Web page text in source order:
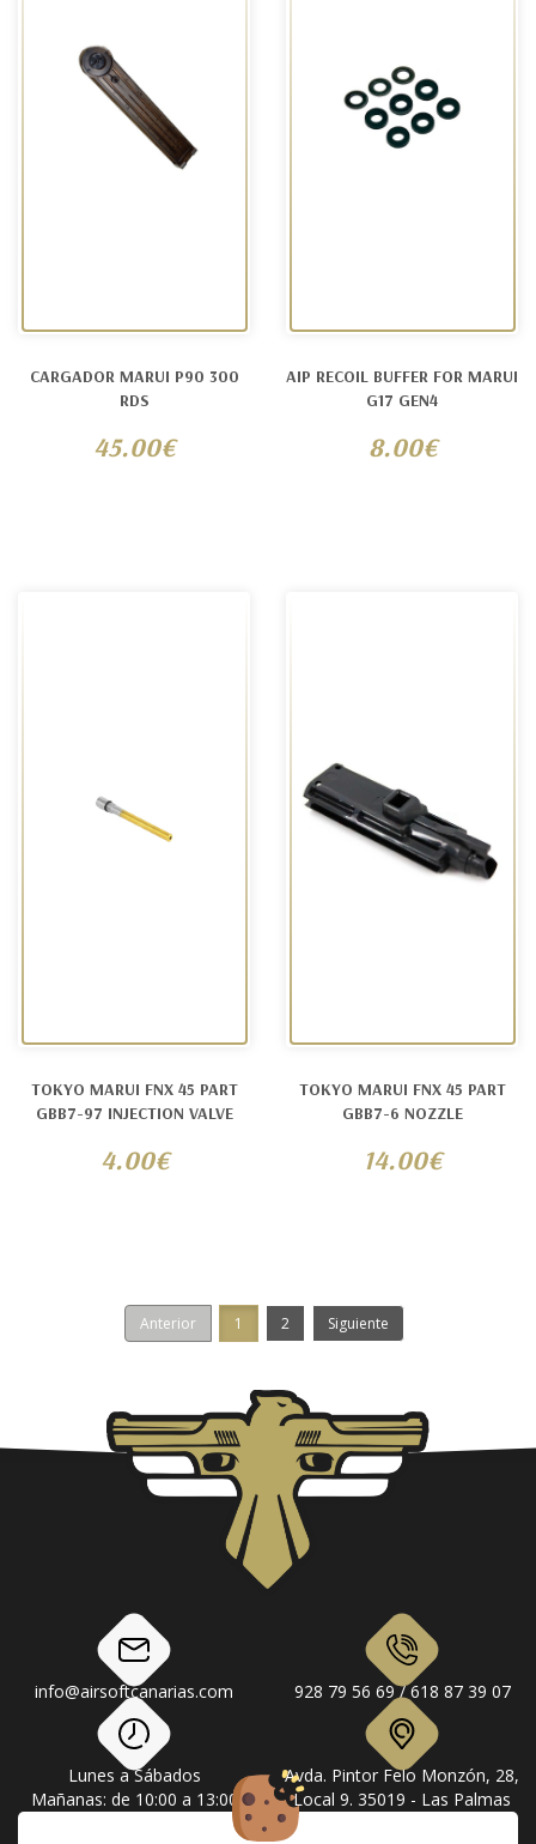
CARGADOR MARUI P90 300
RDS
45.00€
AIP RECOIL BUFFER FOR MARUI
G17 GEN4
8.00€
TOKYO MARUI FNX 45 PART
GBB7-97 INJECTION VALVE
4.00€
TOKYO MARUI FNX 45 PART
GBB7-6 NOZZLE
14.00€
Anterior 1 2 Siguiente
info@airsoftcanarias.com 928 79 56 69 / 618 87 39 07
Lunes a Sábados
Mañanas: de 10:00 a 13:00
Avda. Pintor Felo Monzón, 28,
Local 9. 35019 - Las Palmas